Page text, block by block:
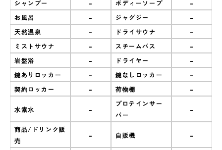
シャンプー - ボディーソープ -
お風呂 - ジャグジー -
天然温泉 - ドライサウナ -
ミストサウナ - スチームバス -
岩盤浴 - ドライヤー -
鍵ありロッカー - 鍵なしロッカー -
契約ロッカー - 荷物棚 -
水素水 -
プロテインサー
バー
-
商品/ドリンク販
売
- 自販機 -